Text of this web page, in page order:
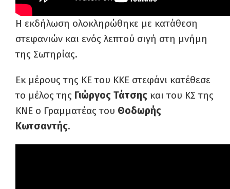
Η εκδήλωση ολοκληρώθηκε με κατάθεση
στεφανιών και ενός λεπτού σιγή στη μνήμη
της Σωτηρίας.
Εκ μέρους της ΚΕ του ΚΚΕ στεφάνι κατέθεσε
το μέλος της Γιώργος Τάτσης και του ΚΣ της
ΚΝΕ ο Γραμματέας του Θοδωρής
Κωτσαντής.